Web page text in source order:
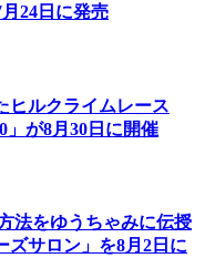
24日に発売
ヒルクライムレース
が8月30日に開催
法をゆうちゃみに伝授
ズサロン」を8月2日に